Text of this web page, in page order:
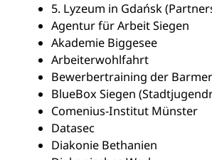
5. Lyzeum in Gdańsk
Agentur für Arbeit Siegen
Akademie Biggesee
Arbeiterwohlfahrt
Bewerbertraining der
BlueBox Siegen
Comenius-Institut Münster
Datasec
Diakonie Bethanien